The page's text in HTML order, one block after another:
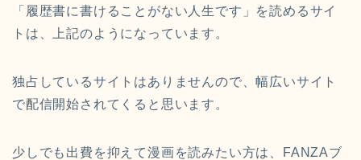
「履歴書に書けることがない人生です」を読めるサイ
トは、上記のようになっています。
独占しているサイトはありませんので、幅広いサイト
で配信開始されてくると思います。
少しでも出費を抑えて漫画を読みたい方は、FANZAブ